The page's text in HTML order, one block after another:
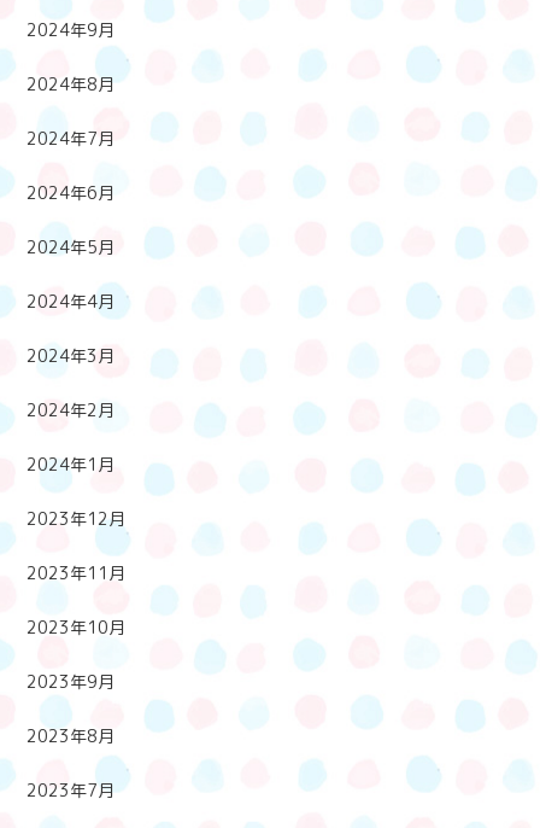
2024年9月
2024年8月
2024年7月
2024年6月
2024年5月
2024年4月
2024年3月
2024年2月
2024年1月
2023年12月
2023年11月
2023年10月
2023年9月
2023年8月
2023年7月